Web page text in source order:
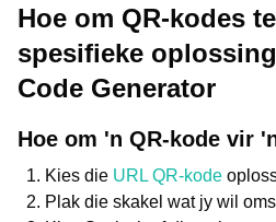
Hoe om QR-kodes
spesifieke
Code Generator
Hoe om 'n QR-kode vir
Kies die URL QR-kode
Plak die skakel wat jy wil